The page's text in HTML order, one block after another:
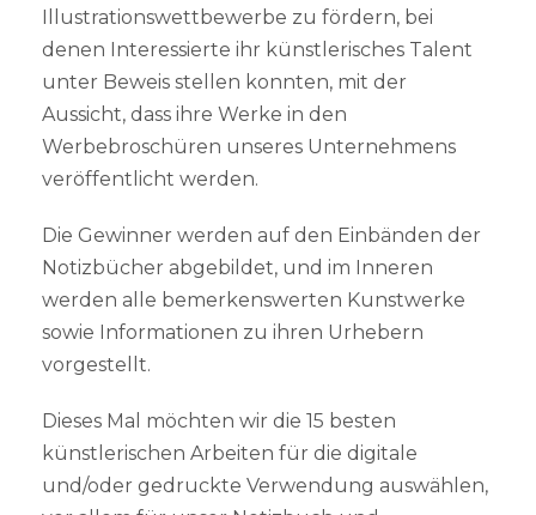
Illustrationswettbewerbe zu fördern, bei
denen Interessierte ihr künstlerisches Talent
unter Beweis stellen konnten, mit der
Aussicht, dass ihre Werke in den
Werbebroschüren unseres Unternehmens
veröffentlicht werden.
Die Gewinner werden auf den Einbänden der
Notizbücher abgebildet, und im Inneren
werden alle bemerkenswerten Kunstwerke
sowie Informationen zu ihren Urhebern
vorgestellt.
Dieses Mal möchten wir die 15 besten
künstlerischen Arbeiten für die digitale
und/oder gedruckte Verwendung auswählen,